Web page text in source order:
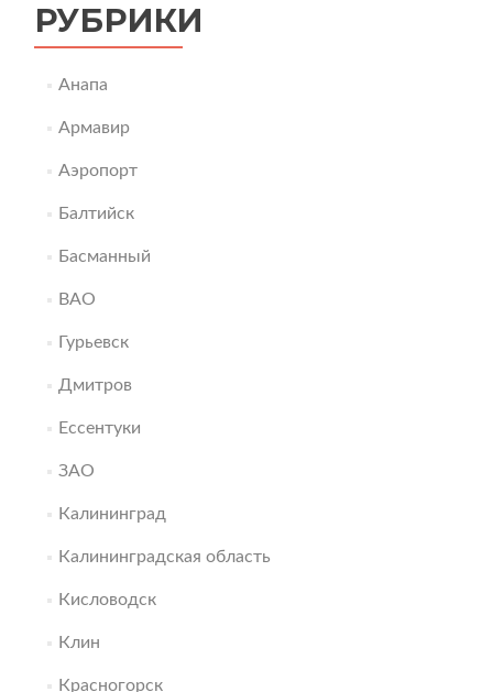
РУБРИКИ
Анапа
Армавир
Аэропорт
Балтийск
Басманный
ВАО
Гурьевск
Дмитров
Ессентуки
ЗАО
Калининград
Калининградская область
Кисловодск
Клин
Красногорск